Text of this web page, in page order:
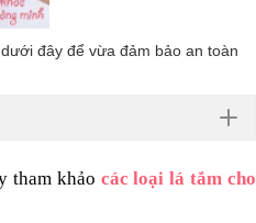
đây để vừa đảm bảo an toàn
tham khảo các loại lá tắm cho